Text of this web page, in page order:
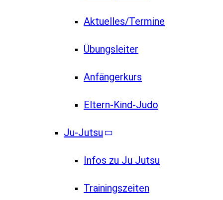
Aktuelles/Termine
Übungsleiter
Anfängerkurs
Eltern-Kind-Judo
Ju-Jutsu
Infos zu Ju Jutsu
Trainingszeiten